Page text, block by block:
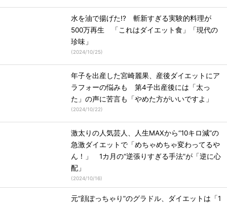
水を油で揚げた!? 斬新すぎる実験的料理が
500万再生 「これはダイエット食」「現代の
珍味」
(2024/10/25)
年子を出産した宮崎麗果、産後ダイエットにア
ラフォーの悩みも 第4子出産後には「太っ
た」の声に苦言も「やめた方がいいですよ」
(2024/10/22)
激太りの人気芸人、人生MAXから“10キロ減”の
急激ダイエットで「めちゃめちゃ変わってるや
ん！」 1カ月の“逆張りすぎる手法”が「逆に心
配」
(2024/10/16)
元“顔ぽっちゃり”のグラドル、ダイエットは「1